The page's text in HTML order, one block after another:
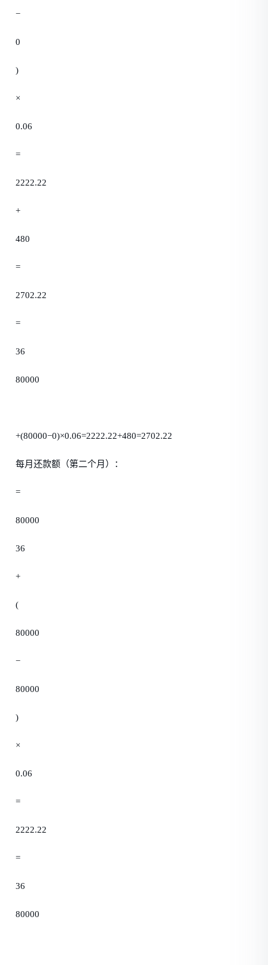
−
0
)
×
0.06
=
2222.22
+
480
=
2702.22
=
36
80000
+(80000−0)×0.06=2222.22+480=2702.22
每月还款额（第二个月）：
=
80000
36
+
(
80000
−
80000
)
×
0.06
=
2222.22
=
36
80000